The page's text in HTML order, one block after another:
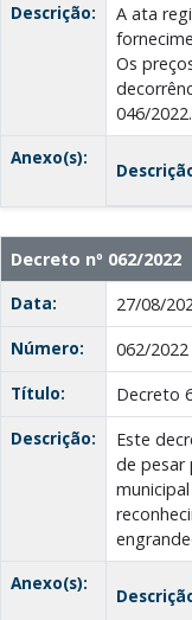
Descrição:
A ata
Os
046/2022.
Anexo(s):
Decreto nº 062/2022
Data:
27/08/
Número:
062/2022
Título:
Decreto
Descrição:
Este
de pesar
Anexo(s):